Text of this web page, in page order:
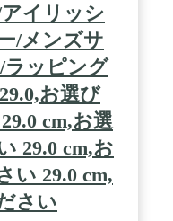
イリッシ
/メンズサ
ラッピング
お選び
cm,お選
29.0 cm,お
い 29.0 cm,
さい